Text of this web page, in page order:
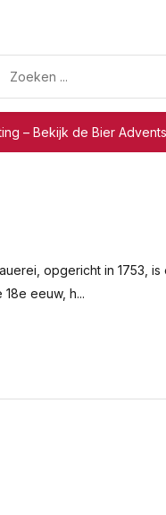
– Bekijk de Bier
opgericht in 1753,
eeuw, h...